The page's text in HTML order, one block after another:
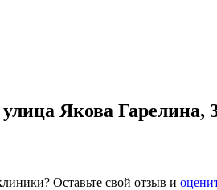
Якова Гарелина,
Оставьте свой отзыв и